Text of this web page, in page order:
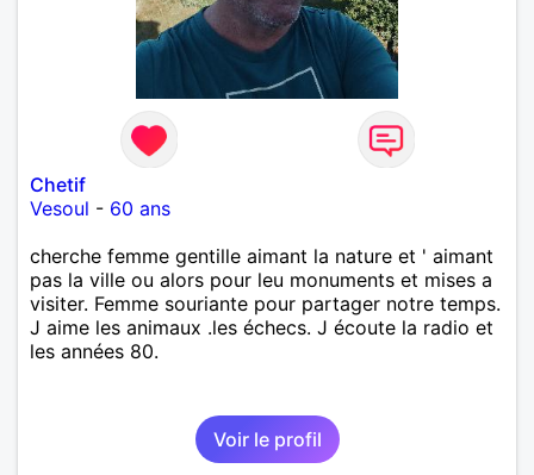
Chetif
Vesoul - 60 ans
cherche femme gentille aimant la nature et ' aimant
pas la ville ou alors pour leu monuments et mises a
visiter. Femme souriante pour partager notre temps.
J aime les animaux .les échecs. J écoute la radio et
les années 80.
Voir le profil